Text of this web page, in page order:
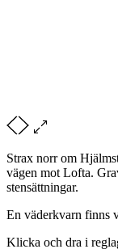
Strax norr om
vägen mot Lofta.
stensättningar.
En väderkvarn finns
Klicka och dra i